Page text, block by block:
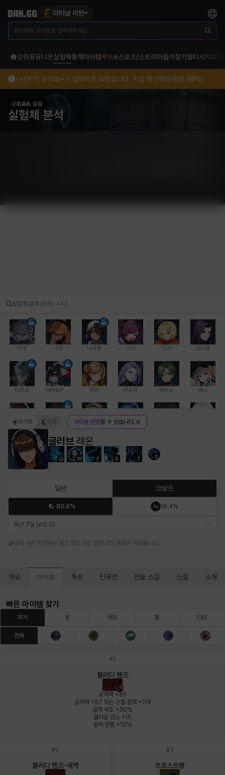
이터널 리턴
순위표유니온실험체 통계 아이템루트e스포츠/스트리머 즐겨찾기 멀티서치 파티
<시즌 11 성적표>가 업데이트 되었습니다. 지금 확인해보세요! [클릭]
DAK.GG
실험체 분석
가넷 나딘 나타폰 니아 니키 다니엘
다르코 띠아 라우라 레녹스 레니
레온 루크 르노어
바바라 버니스 블레어
아야 아이솔 아이작 알렉스 알론소 얀
에키온
유스티나 유키
이안 재키
글러브 레온
Q W E R T D
라이트 다크 테마를 변경할 수 있습니다.
일반 코발트
80.6% 19.4%
최근 7일 (v12.0)
프리 시즌 기간에는 랭크 모드 대신 일반 모드 통계가 제공됩니다.
개요 아이템 특성 인퓨전 전술 스킬 스킬 소개
빠른 아이템 찾기
무기 옷 머리 팔 다리
전체
#1
블러디 핸즈
공격력 +35
공격력 +57 또는 스킬 증폭 +114
공격 속도 +30%
쿨다운 감소 +15
방어 관통 +10%
#2
블러디 핸즈-새벽
#3
프로스트팽